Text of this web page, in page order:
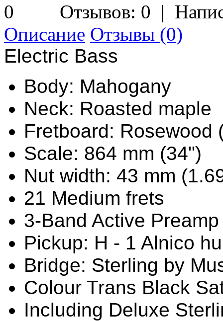
Отзывов: 0 |
Описание Отзывы (0)
Electric Bass
Body: Mahogany
Neck: Roasted maple
Fretboard: Rosewood
Scale: 864 mm (34")
Nut width: 43 mm
21 Medium frets
3-Band Active Preamp
Pickup: H - 1 Alnico
Bridge: Sterling by
Colour Trans Black
Including Deluxe